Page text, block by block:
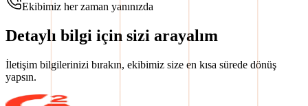
Ekibimiz her zaman yanınızda
Detaylı bilgi için sizi arayalım
İletişim bilgilerinizi bırakın, ekibimiz size en kısa sürede dönüş
yapsın.